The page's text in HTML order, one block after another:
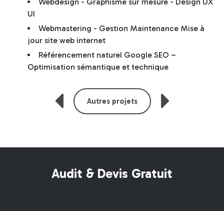
UI
Webmastering - Gestion Maintenance Mise à
jour site web internet
Référencement naturel Google SEO –
Optimisation sémantique et technique
Autres projets
Audit & Devis Gratuit